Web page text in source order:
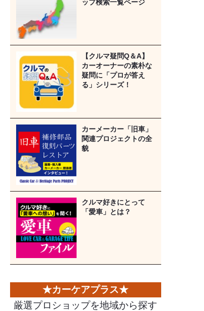
ップ検索一覧ページ
【クルマ疑問Q＆A】
カーオーナーの素朴な
疑問に「プロが答え
る」シリーズ！
カーメーカー「旧車」
関連プロジェクトの全
貌
クルマ好きにとって
「愛車」とは？
厳選プロショップを地域から探す